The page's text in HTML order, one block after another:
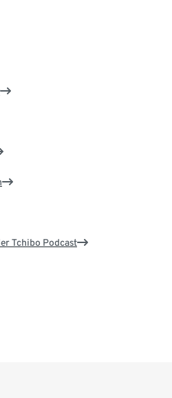
Tchibo Podcast